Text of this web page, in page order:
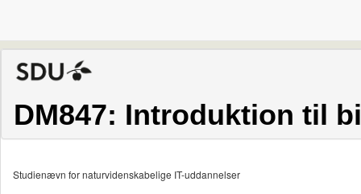
DM847: Introduktion til
Studienævn for naturvidenskabelige IT-uddannelser